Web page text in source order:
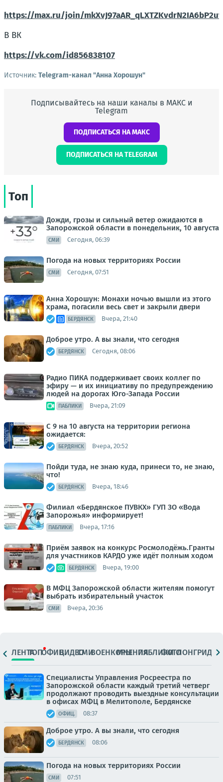
https://max.ru/join/
В ВК
https://vk.com/id856838107
Источник: Telegram-канал "Анна Хорошун"
Подписывайтесь на наши каналы в МАКС и
Telegram
ПОДПИСАТЬСЯ НА МАКС
ПОДПИСАТЬСЯ НА TELEGRAM
Топ
Дожди, грозы и сильный ветер ожидаются в
Запорожской области в понедельник, 10 августа
СМИ Сегодня, 06:39
Погода на новых территориях России
СМИ Сегодня, 07:51
Анна Хорошун: Монахи ночью вышли из этого
храма, погасили весь свет и закрыли двери
БЕРДЯНСК Вчера, 21:40
Доброе утро. А вы знали, что сегодня
БЕРДЯНСК Сегодня, 08:06
Радио ПИКА поддерживает своих коллег по
эфиру — и их инициативу по предупреждению
людей на дорогах Юго-Запада России
ПАБЛИКИ Вчера, 21:09
С 9 на 10 августа на территории региона
ожидается:
БЕРДЯНСК Вчера, 20:52
Пойди туда, не знаю куда, принеси то, не знаю,
что!
БЕРДЯНСК Вчера, 18:46
Филиал «Бердянское ПУВКХ» ГУП ЗО «Вода
Запорожья» информирует!
ПАБЛИКИ Вчера, 17:16
Приём заявок на конкурс Росмолодёжь.Гранты
для участников КАРДО уже идёт полным ходом
БЕРДЯНСК Вчера, 19:00
В МФЦ Запорожской области жителям помогут
выбрать избирательный участок
СМИ Вчера, 20:36
ЛЕНТАТОПОФИЦ.ВИДЕОСМИВОЕНКОРЫМНЕНИЯПАБЛИКИ
ФОТОЛОНГРИДЫ
Специалисты Управления Росреестра по
Запорожской области каждый третий четверг
продолжают проводить выездные консультации
в офисах МФЦ в Мелитополе, Бердянске
ОФИЦ. 08:37
Доброе утро. А вы знали, что сегодня
БЕРДЯНСК 08:06
Погода на новых территориях России
СМИ 07:51